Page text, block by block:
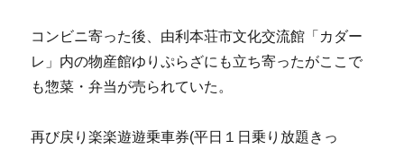
コンビニ寄った後、由利本荘市文化交流館「カダー
レ」内の物産館ゆりぷらざにも立ち寄ったがここで
も惣菜・弁当が売られていた。
再び戻り楽楽遊遊乗車券(平日１日乗り放題きっ